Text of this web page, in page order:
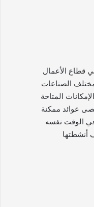
قطاع الأعمال
الصناعات
المتاحة
عوائد ممكنة
في الوقت نفسه
أنشطتها